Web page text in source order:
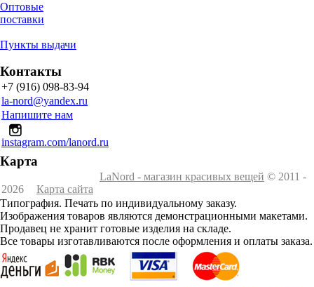
Оптовые
поставки
Пункты выдачи
Контакты
+7 (916) 098-83-94
la-nord@yandex.ru
Напишите нам
instagram.com/lanord.ru
Карта
LaNord - магазин красивых вещей © 2011 -
2026
Карта сайта
Типография. Печать по индивидуальному заказу.
Изображения товаров являются демонстрационными макетами.
Продавец не хранит готовые изделия на складе.
Все товары изготавливаются после оформления и оплаты заказа.